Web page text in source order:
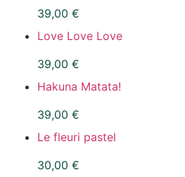
39,00€
Love Love Love
39,00€
Hakuna Matata!
39,00€
Le fleuri pastel
30,00€